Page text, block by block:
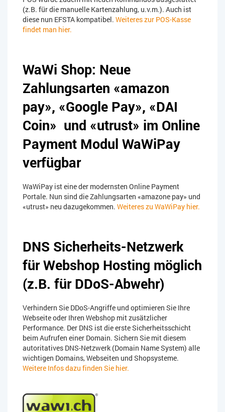
(z.B. für die manuelle Kartenzahlung, u.v.m.). Auch ist
diese nun EFSTA kompatibel. Weiteres zur POS-Kasse
findet man hier.
WaWi Shop: Neue
Zahlungsarten «amazon
pay», «Google Pay», «DAI
Coin» und «utrust» im Online
Payment Modul WaWiPay
verfügbar
WaWiPay ist eine der modernsten Online Payment
Portale. Nun sind die Zahlungsarten «amazone pay» und
«utrust» neu dazugekommen. Weiteres zu WaWiPay hier.
DNS Sicherheits-Netzwerk
für Webshop Hosting möglich
(z.B. für DDoS-Abwehr)
Verhindern Sie DDoS-Angriffe und optimieren Sie Ihre
Webseite oder Ihren Webshop mit zusätzlicher
Performance. Der DNS ist die erste Sicherheitsschicht
beim Aufrufen einer Domain. Sichern Sie mit diesem
autoritatives DNS-Netzwerk (Domain Name System) alle
wichtigen Domains, Webseiten und Shopsysteme.
Weitere Infos dazu finden Sie hier.